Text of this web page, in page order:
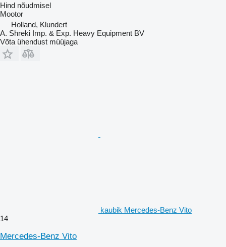
Hind nõudmisel
Mootor
Holland, Klundert
A. Shreki Imp. & Exp. Heavy Equipment BV
Võta ühendust müüjaga
kaubik Mercedes-Benz Vito
14
Mercedes-Benz Vito